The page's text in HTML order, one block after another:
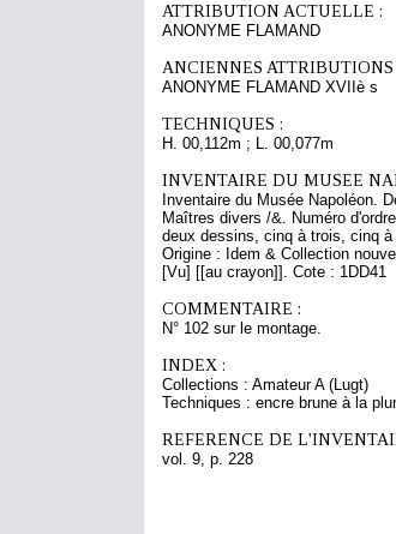
ATTRIBUTION ACTUELLE :
ANONYME FLAMAND
ANCIENNES ATTRIBUTIONS
ANONYME FLAMAND XVIIè s
TECHNIQUES :
H. 00,112m ; L. 00,077m
INVENTAIRE DU MUSEE
Inventaire du Musée Napoléon.
Maîtres divers /&. Numéro
deux dessins, cinq à trois, cinq
Origine : Idem & Collection
[Vu] [[au crayon]]. Cote : 1DD41
COMMENTAIRE :
N° 102 sur le montage.
INDEX :
Collections : Amateur A (Lugt)
Techniques : encre brune à la
REFERENCE DE
vol. 9, p. 228